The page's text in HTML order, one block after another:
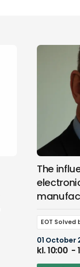
The
EOT Solved
01 October
kl. 10:00 -